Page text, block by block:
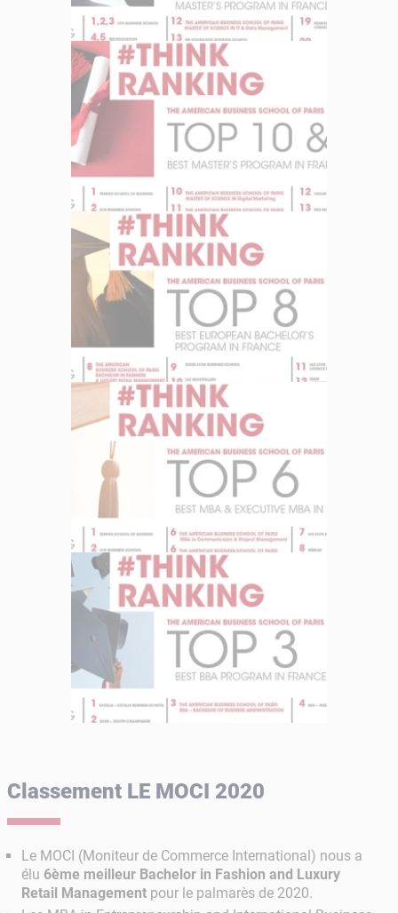
Classement LE MOCI 2020
Le MOCI (Moniteur de Commerce International) nous a
élu 6ème meilleur Bachelor in Fashion and Luxury
Retail Management pour le palmarès de 2020.